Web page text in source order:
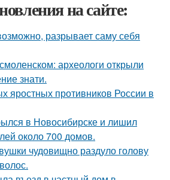
на сайте:
разрывает саму себя
археологи открыли
знати.
яростных противников России в
в Новосибирске и лишил
около 700 домов.
чудовищно раздуло голову